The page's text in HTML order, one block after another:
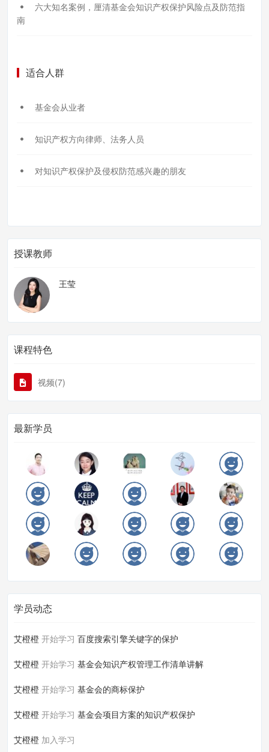
六大知名案例，厘清基金会知识产权保护风险点及防范指
南
适合人群
基金会从业者
知识产权方向律师、法务人员
对知识产权保护及侵权防范感兴趣的朋友
授课教师
王莹
课程特色
视频(7)
最新学员
学员动态
艾橙橙 开始学习 百度搜索引擎关键字的保护
艾橙橙 开始学习 基金会知识产权管理工作清单讲解
艾橙橙 开始学习 基金会的商标保护
艾橙橙 开始学习 基金会项目方案的知识产权保护
艾橙橙 加入学习